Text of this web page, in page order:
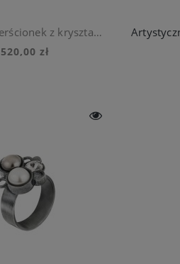
Srebrny pierścionek z kryształem z kolekcji Holos
520,00 zł